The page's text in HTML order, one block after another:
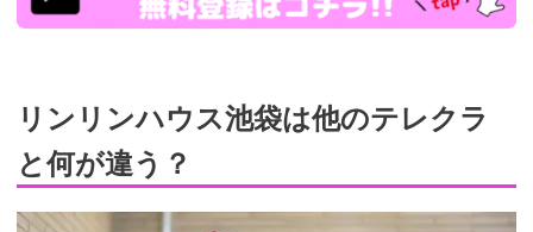
リンリンハウス池袋は他のテレクラ
と何が違う？